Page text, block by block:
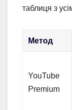
таблиця з
Метод
YouTube
Premium